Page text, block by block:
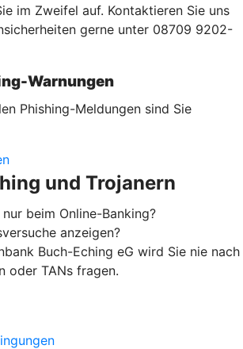
im Zweifel auf. Kontaktieren Sie uns
gerne unter 08709 9202-
Warnungen
Phishing-Meldungen sind Sie
und Trojanern
beim Online-Banking?
anzeigen?
Buch-Eching eG wird Sie nie nach
oder TANs fragen.